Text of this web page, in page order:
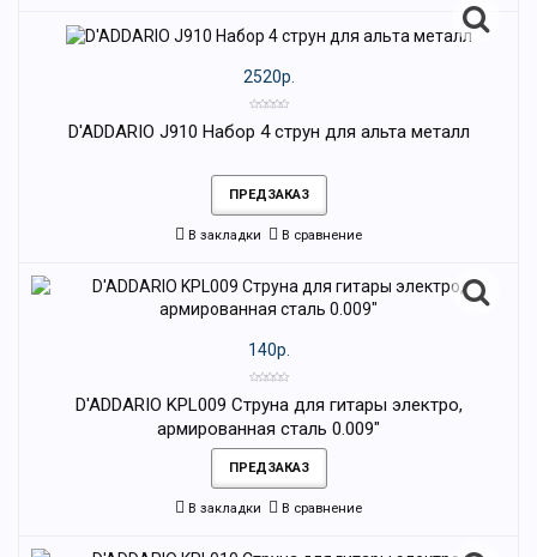
2520р.
D'ADDARIO J910 Набор 4 струн для альта металл
ПРЕДЗАКАЗ
В закладки В сравнение
140р.
D'ADDARIO KPL009 Струна для гитары электро,
армированная сталь 0.009"
ПРЕДЗАКАЗ
В закладки В сравнение